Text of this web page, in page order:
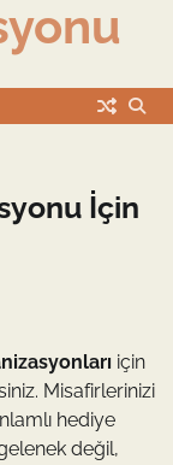
İçin
için
Misafirlerinizi
hediye
değil,